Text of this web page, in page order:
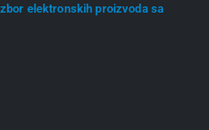
elektronskih proizvoda sa